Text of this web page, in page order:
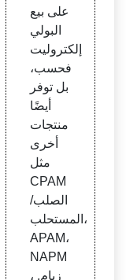
على بيع
البولي
إلكتروليت
فحسب،
بل توفر
أيضًا
منتجات
أخرى
مثل
CPAM
الصلب/
المستحلب،
APAM،
NAPM
، زبام.